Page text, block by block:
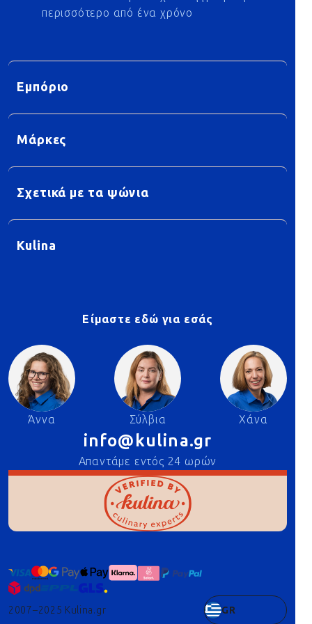
περισσότερο από ένα χρόνο
Εμπόριο
Μάρκες
Σχετικά με τα ψώνια
Kulina
Είμαστε εδώ για εσάς
Άννα Σύλβια Χάνα
info@kulina.gr
Απαντάμε εντός 24 ωρών
2007–2025 Kulina.gr GR